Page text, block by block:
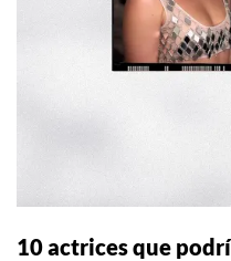
10 actrices que